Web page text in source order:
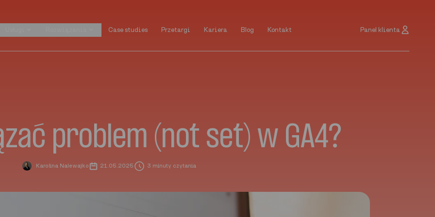
Usługi
Rozwiązania
Case studies
Przetargi
Kariera
Blog
Kontakt
Panel klienta
problem (not set) w GA4?
Karolina Nalewajko 21.05.2025 3 minuty czytania